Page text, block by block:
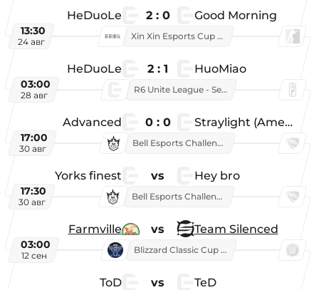
HeDuoLe 2 : 0 Good Morning
13:30
24 авг
Xin Xin Esports Cup 2026
HeDuoLe 2 : 1 HuoMiao
03:00
28 авг
R6 Unite League - Season 1
Advanced 0 : 0 Straylight (American team)
17:00
30 авг
Bell Esports Challenge 2026
Yorks finest vs Hey bro
17:30
30 авг
Bell Esports Challenge 2026
Farmville vs Team Silenced
03:00
12 сен
Blizzard Classic Cup 2026
ToD vs TeD